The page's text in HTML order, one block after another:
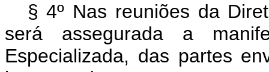
§ 4º Nas reuniões da
será assegurada a
Especializada, das partes